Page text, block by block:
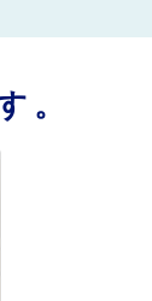
。